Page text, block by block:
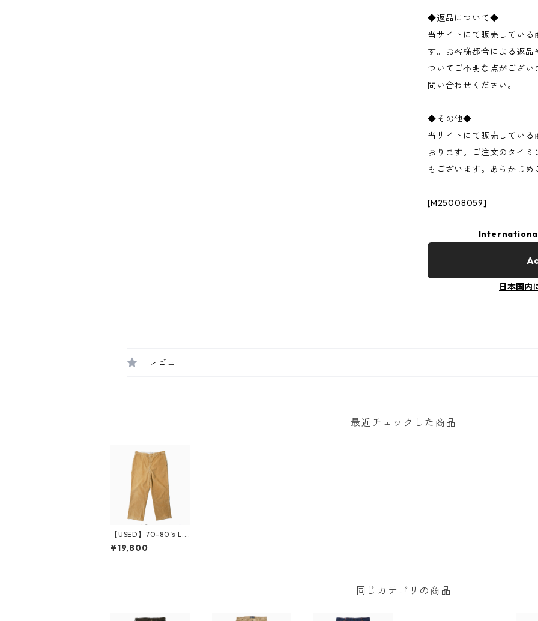
◆返品について◆
当サイトにて販売してい
す。お客様都合による返
ついてご不明な点がござ
問い合わせください。
◆その他◆
当サイトにて販売してい
おります。ご注文のタイ
もございます。あらかじめ
[M25008059]
日本国内
レビュー
最近チェックした商品
【USED】70-80’s L.
L.Bean Corduroy Pan
ts W36 L29
¥19,800
同じカテゴリの商品